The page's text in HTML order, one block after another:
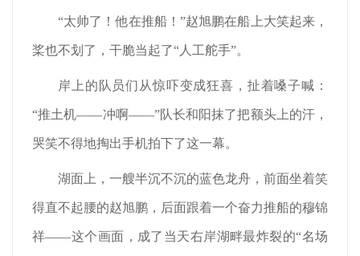
“太帅了！他在推船！”赵旭鹏在船上大笑起来，
桨也不划了，干脆当起了“人工舵手”。
岸上的队员们从惊吓变成狂喜，扯着嗓子喊：
“推土机——冲啊——”队长和阳抹了把额头上的汗，
哭笑不得地掏出手机拍下了这一幕。
湖面上，一艘半沉不沉的蓝色龙舟，前面坐着笑
得直不起腰的赵旭鹏，后面跟着一个奋力推船的穆锦
祥——这个画面，成了当天右岸湖畔最炸裂的“名场